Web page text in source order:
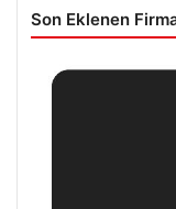
Son Eklenen